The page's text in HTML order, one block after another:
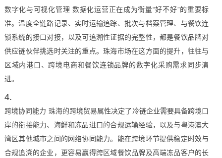
数字化与可视化管理 数据化运营正在成为衡量“好不好”的重要标
准。温度全链路记录、实时运输追踪、批次与档案管理、与餐饮连
锁系统的接口对接，以及可追溯性证据的完整性，都是餐饮品牌对
供应链伙伴挑选时关注的重点。珠海市场在这方面的提升，往往与
区域内港口、跨境电商和餐饮连锁品牌的数字化采购需求同步演
进。
跨境协同能力 珠海的跨境贸易属性决定了冷链企业需要具备跨境口
岸的衔接能力、海鲜和冻品进口的合规运输经验，以及与粤港澳大
湾区其他城市之间的网络协同能力。能在跨境环节提供稳定时效与
合规追溯的企业，更容易赢得跨区域餐饮品牌及高端冻品客户的长